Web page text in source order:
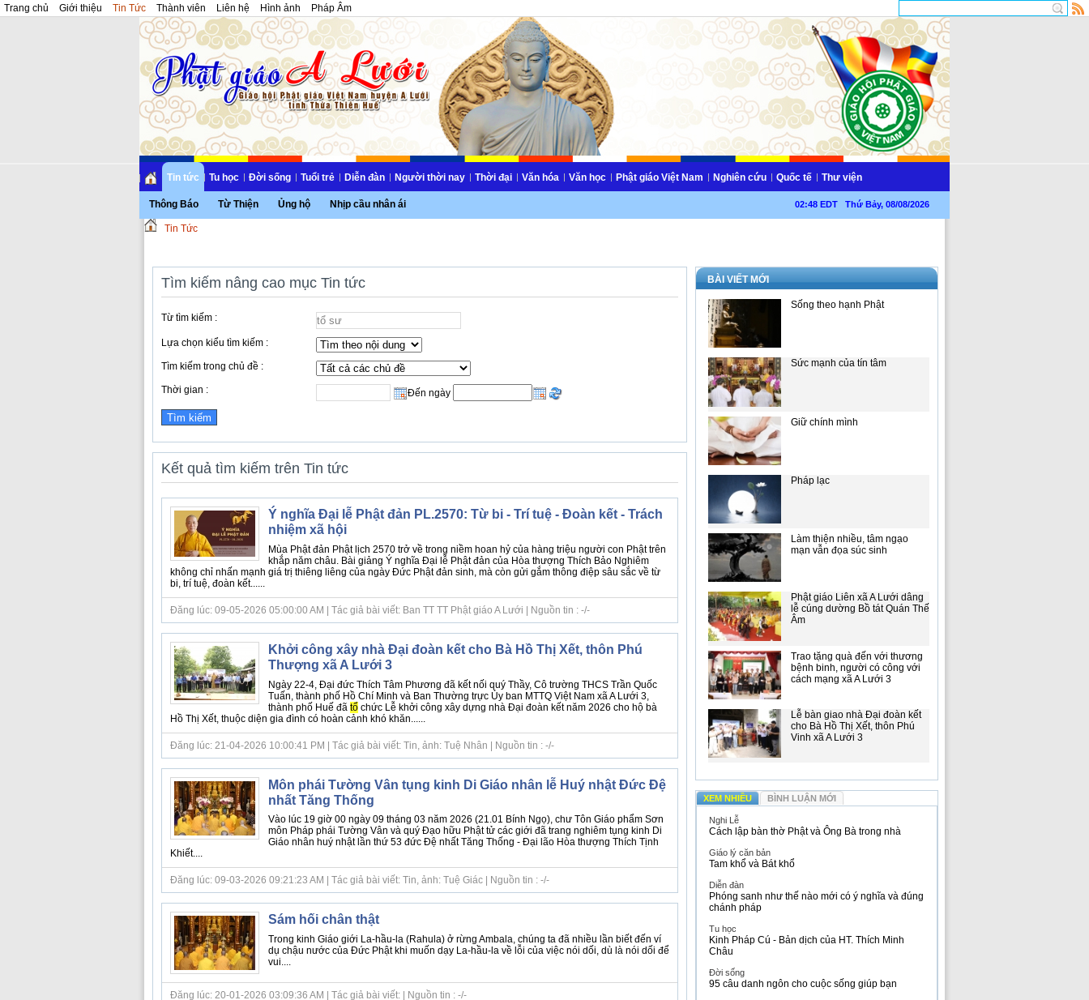
Trang chủ Giới thiệu Tin Tức Thành viên Liên hệ Hình ảnh Pháp Âm
Tin tức
Thông Báo Từ Thiện Ủng hộ Nhịp cầu nhân ái
Tu học Đời sống Tuổi trẻ Diễn đàn Người thời nay Thời đại Văn hóa Văn học Phật giáo Việt Nam Nghiên cứu Quốc tế Thư viện
02:48 EDT Thứ Bảy, 08/08/2026
Tin Tức
Tìm kiếm nâng cao mục Tin tức
Từ tìm kiếm :
Lựa chọn kiểu tìm kiếm :
Tìm kiếm trong chủ đề :
Thời gian : Đến ngày
Kết quả tìm kiếm trên Tin tức
Ý nghĩa Đại lễ Phật đản PL.2570: Từ bi - Trí tuệ - Đoàn kết - Trách
nhiệm xã hội
Mùa Phật đản Phật lịch 2570 trở về trong niềm hoan hỷ của hàng triệu người con Phật trên
khắp năm châu. Bài giảng Ý nghĩa Đại lễ Phật đản của Hòa thượng Thích Bảo Nghiêm
không chỉ nhấn mạnh giá trị thiêng liêng của ngày Đức Phật đản sinh, mà còn gửi gắm thông điệp sâu sắc về từ
bi, trí tuệ, đoàn kết......
Đăng lúc: 09-05-2026 05:00:00 AM | Tác giả bài viết: Ban TT TT Phật giáo A Lưới | Nguồn tin : -/-
Khởi công xây nhà Đại đoàn kết cho Bà Hồ Thị Xết, thôn Phú
Thượng xã A Lưới 3
Ngày 22-4, Đại đức Thích Tâm Phương đã kết nối quý Thầy, Cô trường THCS Trần Quốc
Tuấn, thành phố Hồ Chí Minh và Ban Thường trực Ủy ban MTTQ Việt Nam xã A Lưới 3,
thành phố Huế đã tổchức Lễ khởi công xây dựng nhà Đại đoàn kết năm 2026 cho hộ bà
Hồ Thị Xết, thuộc diện gia đình có hoàn cảnh khó khăn......
Đăng lúc: 21-04-2026 10:00:41 PM | Tác giả bài viết: Tin, ảnh: Tuệ Nhân | Nguồn tin : -/-
Môn phái Tường Vân tụng kinh Di Giáo nhân lễ Huý nhật Đức Đệ
nhất Tăng Thống
Vào lúc 19 giờ 00 ngày 09 tháng 03 năm 2026 (21.01 Bính Ngọ), chư Tôn Giáo phẩm Sơn
môn Pháp phái Tường Vân và quý Đạo hữu Phật tử các giới đã trang nghiêm tụng kinh Di
Giáo nhân huý nhật lần thứ 53 đức Đệ nhất Tăng Thống - Đại lão Hòa thượng Thích Tịnh
Khiết....
Đăng lúc: 09-03-2026 09:21:23 AM | Tác giả bài viết: Tin, ảnh: Tuệ Giác | Nguồn tin : -/-
Sám hối chân thật
Trong kinh Giáo giới La-hầu-la (Rahula) ở rừng Ambala, chúng ta đã nhiều lần biết đến ví
dụ chậu nước của Đức Phật khi muốn dạy La-hầu-la về lỗi của việc nói dối, dù là nói dối để
vui....
Đăng lúc: 20-01-2026 03:09:36 AM | Tác giả bài viết: | Nguồn tin : -/-
BÀI VIẾT MỚI
Sống theo hạnh Phật
Sức mạnh của tín tâm
Giữ chính mình
Pháp lạc
Làm thiện nhiều, tâm ngạo
mạn vẫn đọa súc sinh
Phật giáo Liên xã A Lưới dâng
lễ cúng dường Bồ tát Quán Thế
Âm
Trao tặng quà đến với thương
bệnh binh, người có công với
cách mạng xã A Lưới 3
Lễ bàn giao nhà Đại đoàn kết
cho Bà Hồ Thị Xết, thôn Phú
Vinh xã A Lưới 3
XEM NHIỀU BÌNH LUẬN MỚI
Nghi Lễ
Cách lập bàn thờ Phật và Ông Bà trong nhà
Giáo lý căn bản
Tam khổ và Bát khổ
Diễn đàn
Phóng sanh như thế nào mới có ý nghĩa và đúng
chánh pháp
Tu học
Kinh Pháp Cú - Bản dịch của HT. Thích Minh
Châu
Đời sống
95 câu danh ngôn cho cuộc sống giúp bạn